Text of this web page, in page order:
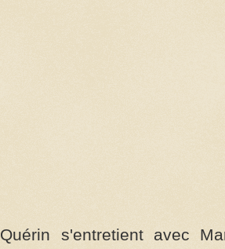
s'entretient avec